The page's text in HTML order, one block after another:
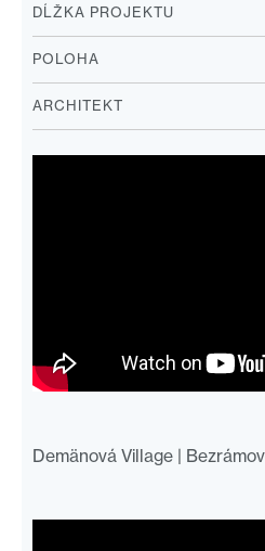
DĹŽKA PROJEKTU
POLOHA
ARCHITEKT
Demänová Village |